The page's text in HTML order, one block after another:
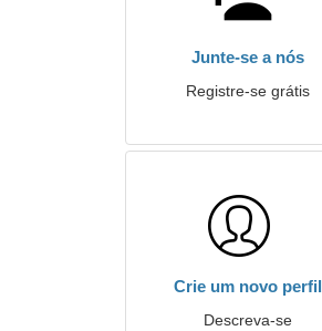
Junte-se a nós
Registre-se grátis
Crie um novo perfil
Descreva-se